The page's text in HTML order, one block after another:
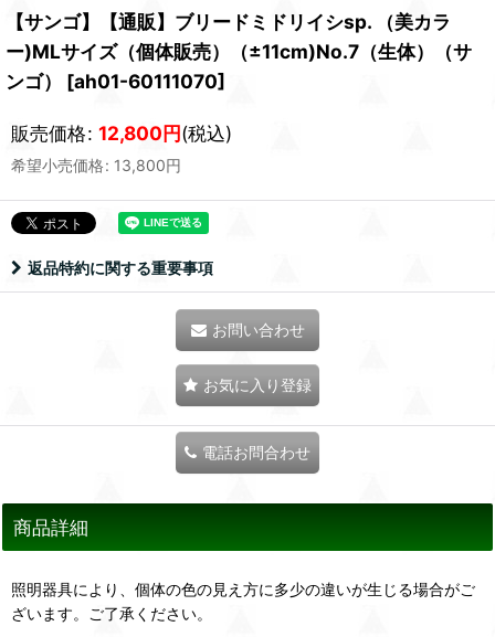
【サンゴ】【通販】ブリードミドリイシsp. （美カラ
ー)MLサイズ（個体販売）（±11cm)No.7（生体）（サ
ンゴ）
[ah01-60111070]
販売価格: 12,800円(税込)
希望小売価格: 13,800円
返品特約に関する重要事項
お問い合わせ
お気に入り登録
電話お問合わせ
商品詳細
照明器具により、個体の色の見え方に多少の違いが生じる場合がご
ざいます。ご了承ください。